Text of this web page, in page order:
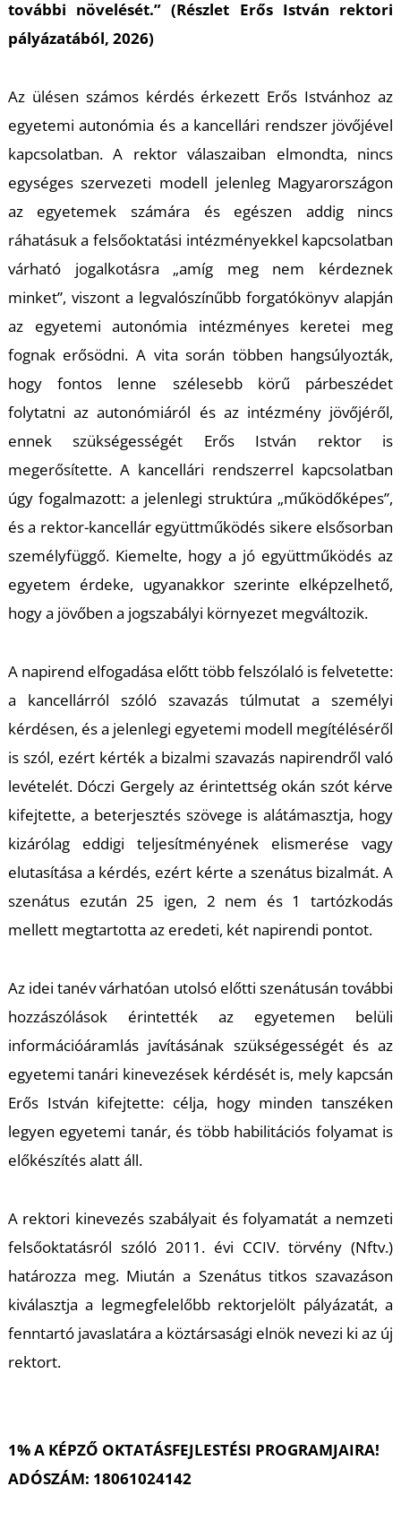
további növelését.” (Részlet Erős István rektori
pályázatából, 2026)
Az ülésen számos kérdés érkezett Erős Istvánhoz az
egyetemi autonómia és a kancellári rendszer jövőjével
kapcsolatban. A rektor válaszaiban elmondta, nincs
egységes szervezeti modell jelenleg Magyarországon
az egyetemek számára és egészen addig nincs
ráhatásuk a felsőoktatási intézményekkel kapcsolatban
várható jogalkotásra „amíg meg nem kérdeznek
minket”, viszont a legvalószínűbb forgatókönyv alapján
az egyetemi autonómia intézményes keretei meg
fognak erősödni. A vita során többen hangsúlyozták,
hogy fontos lenne szélesebb körű párbeszédet
folytatni az autonómiáról és az intézmény jövőjéről,
ennek szükségességét Erős István rektor is
megerősítette. A kancellári rendszerrel kapcsolatban
úgy fogalmazott: a jelenlegi struktúra „működőképes”,
és a rektor-kancellár együttműködés sikere elsősorban
személyfüggő. Kiemelte, hogy a jó együttműködés az
egyetem érdeke, ugyanakkor szerinte elképzelhető,
hogy a jövőben a jogszabályi környezet megváltozik.
A napirend elfogadása előtt több felszólaló is felvetette:
a kancellárról szóló szavazás túlmutat a személyi
kérdésen, és a jelenlegi egyetemi modell megítéléséről
is szól, ezért kérték a bizalmi szavazás napirendről való
levételét. Dóczi Gergely az érintettség okán szót kérve
kifejtette, a beterjesztés szövege is alátámasztja, hogy
kizárólag eddigi teljesítményének elismerése vagy
elutasítása a kérdés, ezért kérte a szenátus bizalmát. A
szenátus ezután 25 igen, 2 nem és 1 tartózkodás
mellett megtartotta az eredeti, két napirendi pontot.
Az idei tanév várhatóan utolsó előtti szenátusán további
hozzászólások érintették az egyetemen belüli
információáramlás javításának szükségességét és az
egyetemi tanári kinevezések kérdését is, mely kapcsán
Erős István kifejtette: célja, hogy minden tanszéken
legyen egyetemi tanár, és több habilitációs folyamat is
előkészítés alatt áll.
A rektori kinevezés szabályait és folyamatát a nemzeti
felsőoktatásról szóló 2011. évi CCIV. törvény (Nftv.)
határozza meg. Miután a Szenátus titkos szavazáson
kiválasztja a legmegfelelőbb rektorjelölt pályázatát, a
fenntartó javaslatára a köztársasági elnök nevezi ki az új
rektort.
1% A KÉPZŐ OKTATÁSFEJLESTÉSI PROGRAMJAIRA!
ADÓSZÁM: 18061024142